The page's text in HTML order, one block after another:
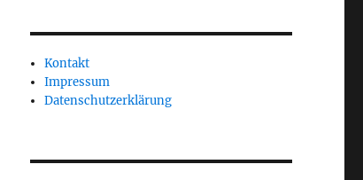
Kontakt
Impressum
Datenschutzerklärung